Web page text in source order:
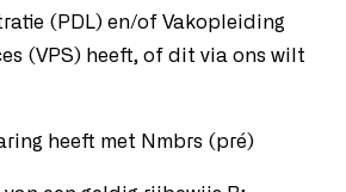
(PDL) en/of Vakopleiding
(VPS) heeft, of dit via ons wilt
heeft met Nmbrs (pré)